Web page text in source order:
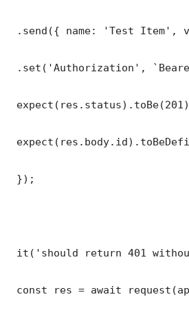
.send({ name: 'Test Item',
.set('Authorization',
});
it('should return 401
const res = await